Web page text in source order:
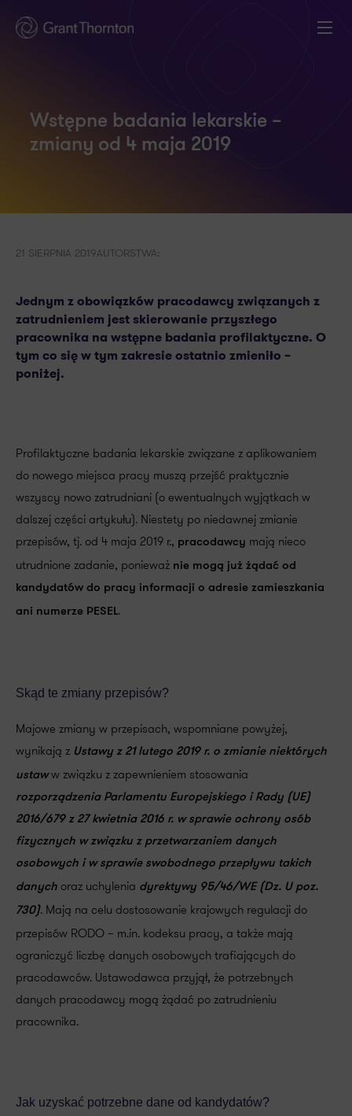
Wstępne badania lekarskie –
zmiany od 4 maja 2019
21 SIERPNIA 2019AUTORSTWA:
Jednym z obowiązków pracodawcy związanych z
zatrudnieniem jest skierowanie przyszłego
pracownika na wstępne badania profilaktyczne. O
tym co się w tym zakresie ostatnio zmieniło –
poniżej.
Profilaktyczne badania lekarskie związane z aplikowaniem
do nowego miejsca pracy muszą przejść praktycznie
wszyscy nowo zatrudniani (o ewentualnych wyjątkach w
dalszej części artykułu). Niestety po niedawnej zmianie
przepisów, tj. od 4 maja 2019 r., pracodawcy mają nieco
utrudnione zadanie, ponieważ nie mogą już żądać od
kandydatów do pracy informacji o adresie zamieszkania
ani numerze PESEL.
Skąd te zmiany przepisów?
Majowe zmiany w przepisach, wspomniane powyżej,
wynikają z Ustawy z 21 lutego 2019 r. o zmianie niektórych
ustaww związku z zapewnieniem stosowania
rozporządzenia Parlamentu Europejskiego i Rady (UE)
2016/679 z 27 kwietnia 2016 r. w sprawie ochrony osób
fizycznych w związku z przetwarzaniem danych
osobowych i w sprawie swobodnego przepływu takich
danych oraz uchylenia dyrektywy 95/46/WE (Dz. U poz.
730). Mają na celu dostosowanie krajowych regulacji do
przepisów RODO – m.in. kodeksu pracy, a także mają
ograniczyć liczbę danych osobowych trafiających do
pracodawców. Ustawodawca przyjął, że potrzebnych
danych pracodawcy mogą żądać po zatrudnieniu
pracownika.
Jak uzyskać potrzebne dane od kandydatów?